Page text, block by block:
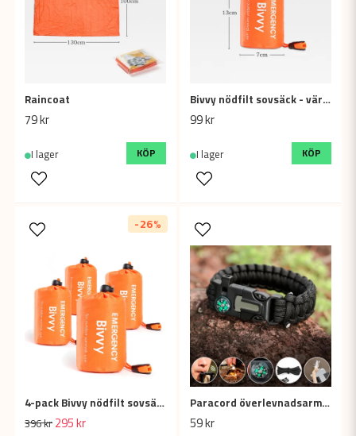
Raincoat
79 kr
I lager KÖP
Bivvy nödfilt sovsäck - värmereflekterande skydd för nödsituationer
99 kr
I lager KÖP
4-pack Bivvy nödfilt sovsäck
396 kr295 kr
-26%
Paracord överlevnadsarmband med kompass, tändstål och visselpipa
59 kr